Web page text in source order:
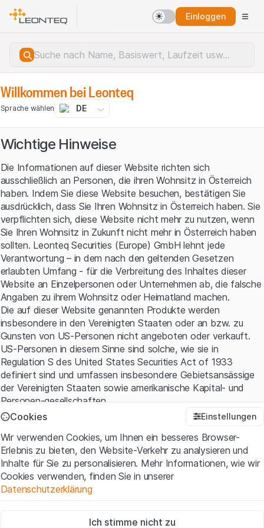
Einloggen
Serverfehler.
Willkommen bei Leonteq
Sprache wählen DE
Wichtige Hinweise
Die Informationen auf dieser Website richten sich
ausschließlich an Personen, die ihren Wohnsitz in Österreich
haben. Indem Sie diese Website besuchen, bestätigen Sie
ausdrücklich, dass Sie Ihren Wohnsitz in Österreich haben. Sie
verpflichten sich, diese Website nicht mehr zu nutzen, wenn
Sie Ihren Wohnsitz in Zukunft nicht mehr in Österreich haben
sollten. Leonteq Securities (Europe) GmbH lehnt jede
Verantwortung – in dem nach den geltenden Gesetzen
erlaubten Umfang - für die Verbreitung des Inhaltes dieser
Website an Einzelpersonen oder Unternehmen ab, die falsche
Angaben zu ihrem Wohnsitz oder Heimatland machen.
Die auf dieser Website genannten Produkte werden
insbesondere in den Vereinigten Staaten oder an bzw. zu
Gunsten von US-Personen nicht angeboten oder verkauft.
US-Personen in diesem Sinne sind solche, wie sie in
Regulation S des United States Securities Act of 1933
definiert sind und umfassen insbesondere Gebietsansässige
der Vereinigten Staaten sowie amerikanische Kapital- und
Personen-gesellschaften.
Mit dem Zugriff auf diese Website erklären Sie, dass Sie die
rechtlichen Informationen und die wichtigen Hinweise und
Nutzungsbedingungen verstanden haben und akzeptieren.
Wenn Sie mit denNutzungsbedingungennicht einverstanden
sind, unterlassen Sie bitte den Zugriff auf diese Website.
Kein Angebot, keine Aufforderung zum Kauf
Cookies Einstellungen
Wir verwenden Cookies, um Ihnen ein besseres Browser-
Erlebnis zu bieten, den Website-Verkehr zu analysieren und
Inhalte für Sie zu personalisieren. Mehr Informationen, wie wir
Cookies verwenden, finden Sie in unserer
Datenschutzerklärung
Diese Cookies sind für die Website erforderlich und können nicht
Ich stimme nicht zu